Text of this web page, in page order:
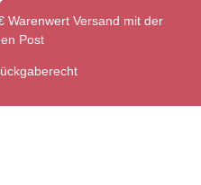
Warenwert Versand mit der
Post